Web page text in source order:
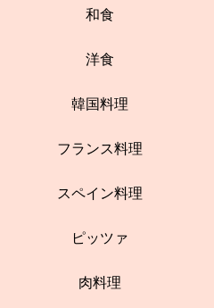
和食
洋食
韓国料理
フランス料理
スペイン料理
ピッツァ
肉料理